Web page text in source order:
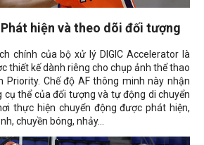
hiện và theo dõi đối tượng
chính của bộ xử lý DIGIC Accelerator là
thiết kế dành riêng cho chụp ảnh thể thao
Priority. Chế độ AF thông minh này nhận
cụ thể của đối tượng và tự động di chuyển
thực hiện chuyển động được phát hiện,
chuyền bóng, nhảy...